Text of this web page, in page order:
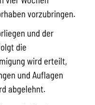
vorzubringen.
und der
die
wird erteilt,
und Auflagen
abgelehnt.